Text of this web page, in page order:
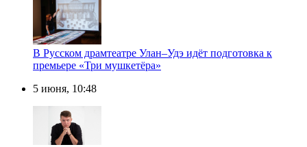
В Русском драмтеатре Улан–Удэ идёт подготовка к
премьере «Три мушкетёра»
5 июня, 10:48